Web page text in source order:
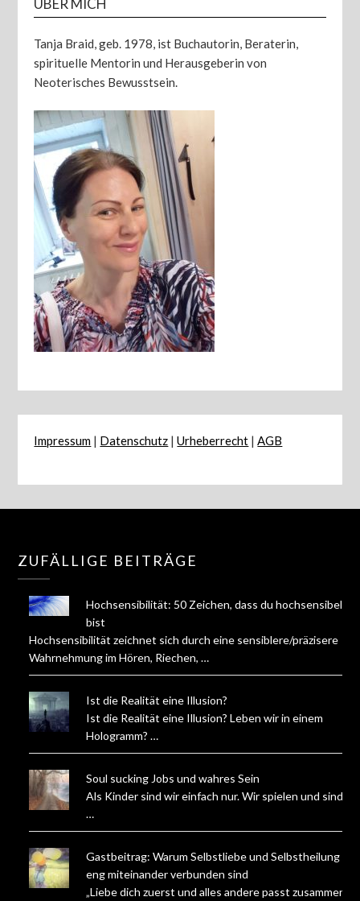
ÜBER MICH
Tanja Braid, geb. 1978, ist Buchautorin, Beraterin,
spirituelle Mentorin und Herausgeberin von
Neoterisches Bewusstsein.
Impressum | Datenschutz |Urheberrecht |AGB
ZUFÄLLIGE BEITRÄGE
Hochsensibilität: 50 Zeichen, dass du hochsensibel
bist
Hochsensibilität zeichnet sich durch eine sensiblere/präzisere
Wahrnehmung im Hören, Riechen, …
Ist die Realität eine Illusion?
Ist die Realität eine Illusion? Leben wir in einem
Hologramm? …
Soul sucking Jobs und wahres Sein
Als Kinder sind wir einfach nur. Wir spielen und sind.
…
Gastbeitrag: Warum Selbstliebe und Selbstheilung
eng miteinander verbunden sind
„Liebe dich zuerst und alles andere passt zusammen.